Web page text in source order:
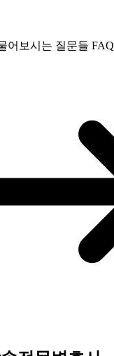
어보시는 질문들 FAQ